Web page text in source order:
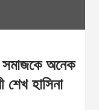
সমাজকে অনেক
শেখ হাসিনা